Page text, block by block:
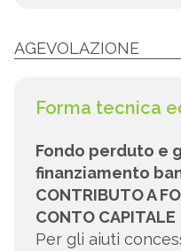
AGEVOLAZIONE
Forma tecnica
Fondo perduto e
finanziamento
CONTRIBUTO A
CONTO CAPITALE
Per gli aiuti